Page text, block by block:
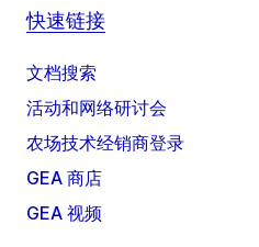
快速链接
文档搜索
活动和网络研讨会
农场技术经销商登录
GEA 商店
GEA 视频